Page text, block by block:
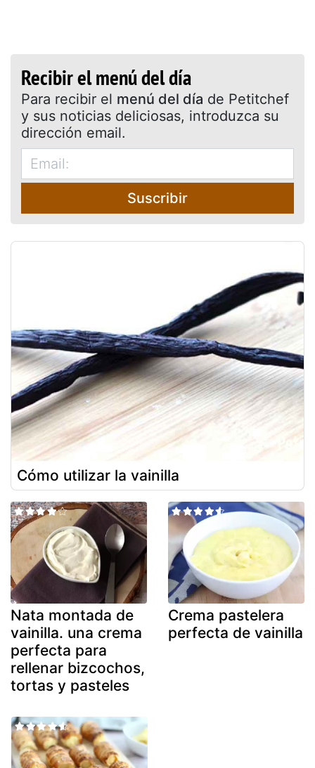
Recibir el menú del día
Para recibir el menú del día de Petitchef
y sus noticias deliciosas, introduzca su
dirección email.
Suscribir
Cómo utilizar la vainilla
Nata montada de
vainilla. una crema
perfecta para
rellenar bizcochos,
tortas y pasteles
Crema pastelera
perfecta de vainilla